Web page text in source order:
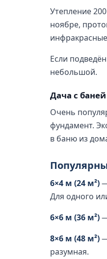
Утепление
ноябре,
Если
небольшой.
Дача с
Очень
фундамент.
в баню из
6×4 м (24 м²)
Для одного
6×6 м (36 м²)
8×6 м (48 м²)
разумная.